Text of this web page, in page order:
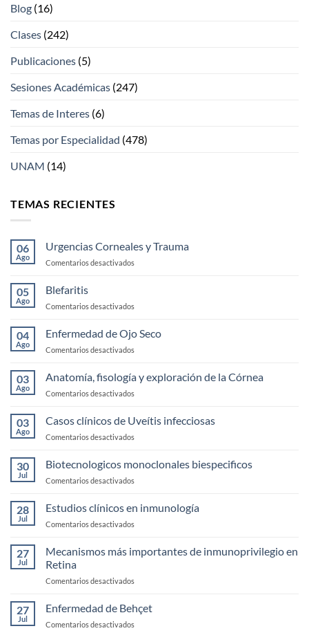
Blog (16)
Clases (242)
Publicaciones (5)
Sesiones Académicas (247)
Temas de Interes (6)
Temas por Especialidad (478)
UNAM (14)
TEMAS RECIENTES
06
Ago
Urgencias Corneales y Trauma
Comentarios desactivados
Trauma
05
Ago
Blefaritis
Comentarios desactivados
04
Ago
Enfermedad de Ojo Seco
Comentarios desactivados
Ojo
Seco
03
Ago
Anatomía, fisología y exploración de la Córnea
Comentarios desactivados
fisología
exploración
la
03
Ago
Casos clínicos de Uveítis infecciosas
Comentarios desactivados
clínicos
Uveítis
30
Jul
Biotecnologicos monoclonales biespecificos
Comentarios desactivados
monoclonales
28
Jul
Estudios clínicos en inmunología
Comentarios desactivados
en
27
Jul
Mecanismos más importantes de inmunoprivilegio en
Retina
Comentarios desactivados
importantes
de
27
Jul
Enfermedad de Behçet
Comentarios desactivados